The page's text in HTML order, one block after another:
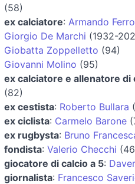
(58)
ex calciatore: Armando
Giorgio De Marchi (1932-
Giobatta Zoppelletto (94)
Giovanni Molino (95)
ex calciatore e allenatore di
(82)
ex cestista: Roberto Bullara
ex ciclista: Carmelo Barone
ex rugbysta: Bruno
fondista: Valerio Checchi
giocatore di calcio a 5:
giornalista: Francesco